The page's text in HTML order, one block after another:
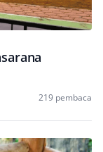
219 pembaca